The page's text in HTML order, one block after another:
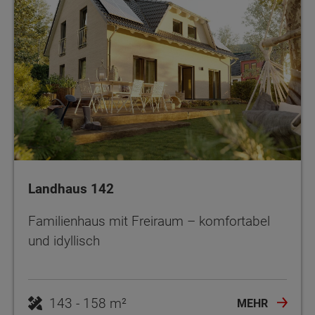
Landhaus 142
Familienhaus mit Freiraum – komfortabel
und idyllisch
143 - 158 m² MEHR